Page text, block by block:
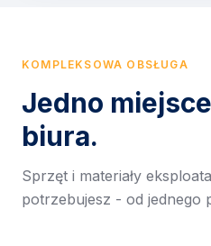
KOMPLEKSOWA OBSŁUGA
Jedno
biura.
Sprzęt i materiały
potrzebujesz - od jednego